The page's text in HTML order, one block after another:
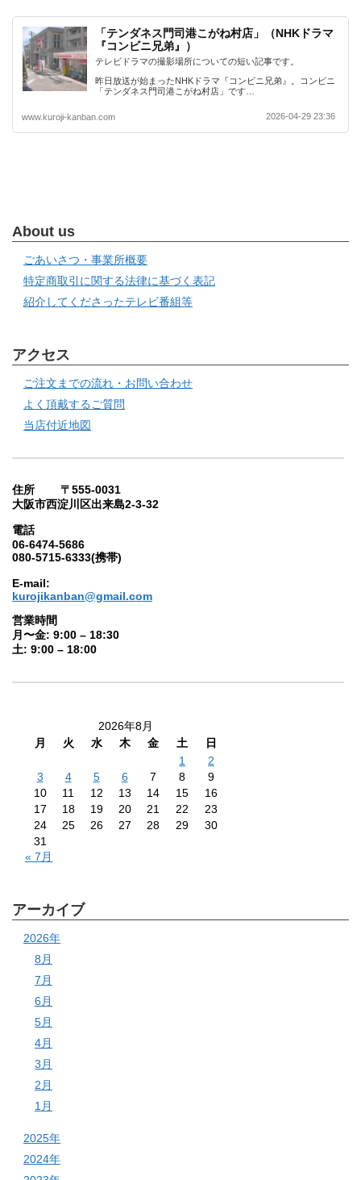
「テンダネス門司港こがね村店」（NHKドラマ
『コンビニ兄弟』）
テレビドラマの撮影場所についての短い記事です。
昨日放送が始まったNHKドラマ『コンビニ兄弟』。コンビニ
「テンダネス門司港こがね村店」です…
www.kuroji-kanban.com 2026-04-29 23:36
About us
ごあいさつ・事業所概要
特定商取引に関する法律に基づく表記
紹介してくださったテレビ番組等
アクセス
ご注文までの流れ・お問い合わせ
よく頂戴するご質問
当店付近地図
住所 〒555-0031
大阪市西淀川区出来島2-3-32
電話
06-6474-5686
080-5715-6333(携帯)
E-mail:
kurojikanban@gmail.com
営業時間
月〜金: 9:00 – 18:30
土: 9:00 – 18:00
2026年8月
月
火 水 木 金 土
日
1
2
3
4 5 6 7 8
9
10
11 12 13 14 15
16
17
18 19 20 21 22
23
24
25 26 27 28 29
30
31
« 7月
アーカイブ
2026年
8月
7月
6月
5月
4月
3月
2月
1月
2025年
2024年